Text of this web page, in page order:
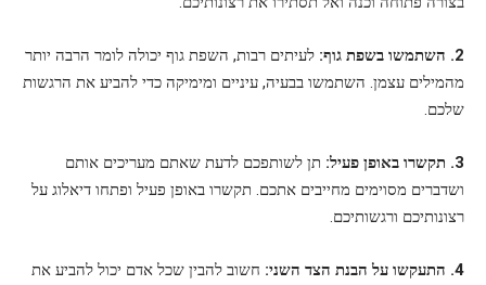
2. השתמשו בשפת גוף:
לעיתים רבות, השפת גוף יכולה לומר הרבה יותר
מהמילים עצמן. השתמשו בבעיה, עיניים ומימיקה כדי להביע את הרגשות
שלכם.
3. תקשרו באופן פעיל:
תן לשותפכם לדעת שאתם מעריכים אותם
ושדברים מסוימים מחייבים אתכם. תקשרו באופן פעיל ופתחו דיאלוג על
רצונותיכם ורגשותיכם.
4. התעקשו על הבנת הצד השני:
חשוב להבין שכל אדם יכול להביע את